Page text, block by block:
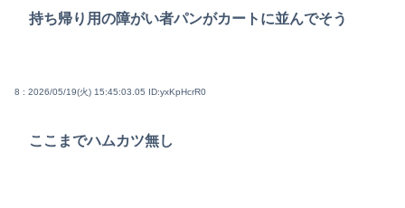
持ち帰り用の障がい者パンがカートに並んでそう
8 : 2026/05/19(火) 15:45:03.05 ID:yxKpHcrR0
ここまでハムカツ無し